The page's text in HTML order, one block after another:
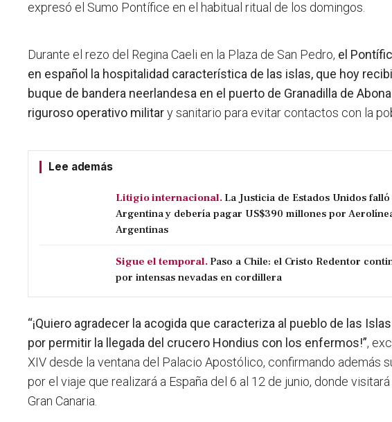
expresó el Sumo Pontífice en el habitual ritual de los domingos.
Durante el rezo del Regina Caeli en la Plaza de San Pedro, el
en español la hospitalidad característica de las islas, que hoy
buque de bandera neerlandesa en el puerto de Granadilla de
riguroso operativo military sanitario para evitar contactos con la
Lee además
Litigio internacional. La Justicia de Estados Unidos
Argentina y debería pagar US$390 millones por
Argentinas
Sigue el temporal. Paso a Chile: el Cristo Redentor
por intensas nevadas en cordillera
“¡Quiero agradecer la acogida que caracteriza al pueblo de las
por permitir la llegada del crucero Hondius con los enfermos!”,
XIV desde la ventana del Palacio Apostólico, confirmando además
por el viaje que realizará a España del 6 al 12 de junio, donde
Gran Canaria.